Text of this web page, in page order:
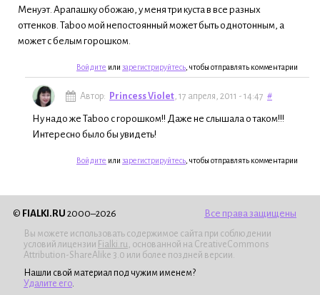
Менуэт. Арапашку обожаю, у меня три куста в все разных
оттенков. Taboo мой непостоянный может быть однотонным, а
может с белым горошком.
Войдите или зарегистрируйтесь , чтобы отправлять комментарии
Автор: Princess Violet , 17 апреля, 2011 - 14:47 #
Ну надо же Taboo с горошком!! Даже не слышала о таком!!!
Интересно было бы увидеть!
Войдите или зарегистрируйтесь , чтобы отправлять комментарии
© FIALKI.RU 2000–2026 Все права защищены
Вы можете использовать содержимое сайта при соблюдении
условий лицензии Fialki.ru, основанной на CreativeCommons
Attribution-ShareAlike 3.0 или более поздней версии.
Нашли свой материал под чужим именем?
Удалите его.